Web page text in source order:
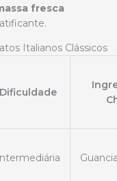
fresca
Italianos Clássicos
Dificuldade